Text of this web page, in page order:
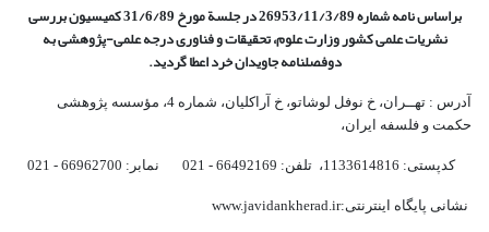
براساس نامه شماره 26953/11/3/89 در جلسة مورخ 31/6/89 کمیسیون
بررسی
نشریات علمی کشور وزارت علوم، تحقیقات و فناوری درجه علمی‌-پژوهشیبه
دوفصلنامه جاویدان خرد اعطا گردید.
آدرس : تهــران، خ نوفل لوشاتو، خ آراکلیان، شماره 4،‌ مؤسسه پژوهشی
حکمت و فلسفه ایران،‌
کدپستی: 1133614816، تلفن: 66492169 - 021 نمابر: 66962700 - 021
نشانی پایگاه اینترنتی:www.javidankherad.ir